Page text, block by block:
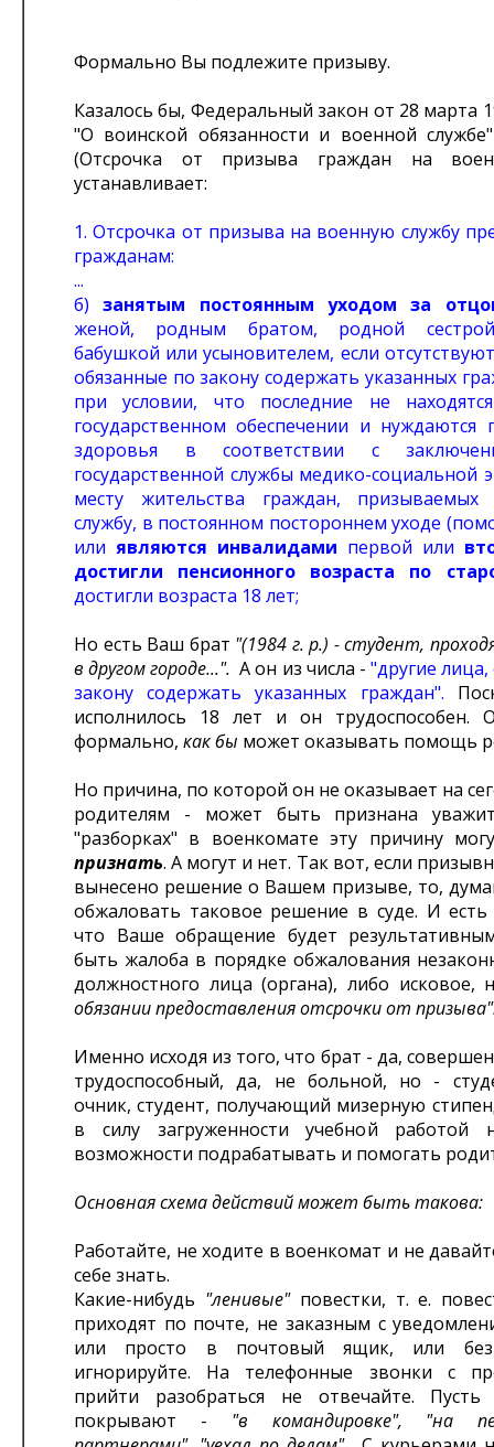
Формально Вы подлежите призыву.
Казалось бы, Федеральный закон от 28 марта
"О воинской обязанности и военной
(Отсрочка от призыва граждан на
устанавливает:
1. Отсрочка от призыва на военную службу
гражданам:
...
б)занятым постоянным уходом за
женой, родным братом, родной
бабушкой или усыновителем, если
обязанные по закону содержать указанных
при условии, что последние не
государственном обеспечении и нуждаются
здоровья в соответствии с
государственной службы медико-социальной
месту жительства граждан,
службу, в постоянном постороннем уходе
или являются инвалидами первой или
достигли пенсионного возраста по
достигли возраста 18 лет;
Но есть Ваш брат "(1984 г. р.) - студент,
в другом городе...". А он из числа - "другие
закону содержать указанных граждан".
исполнилось 18 лет и он трудоспособен.
формально, как бы может оказывать помощь
Но причина, по которой он не оказывает на
родителям - может быть признана
"разборках" в военкомате эту причину
признать. А могут и нет. Так вот, если
вынесено решение о Вашем призыве, то,
обжаловать таковое решение в суде. И есть
что Ваше обращение будет
быть жалоба в порядке обжалования
должностного лица (органа), либо исковое,
обязании предоставления отсрочки от
Именно исходя из того, что брат - да,
трудоспособный, да, не больной, но -
очник, студент, получающий мизерную
в силу загруженности учебной
возможности подрабатывать и помогать
Основная схема действий может быть такова:
Работайте, не ходите в военкомат и не
себе знать.
Какие-нибудь "ленивые"повестки, т. е.
приходят по почте, не заказным с
или просто в почтовый ящик, или без
игнорируйте. На телефонные звонки с
прийти разобраться не отвечайте. Пусть
покрывают - "в командировке", "на